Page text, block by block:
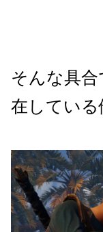
そんな具
在してい